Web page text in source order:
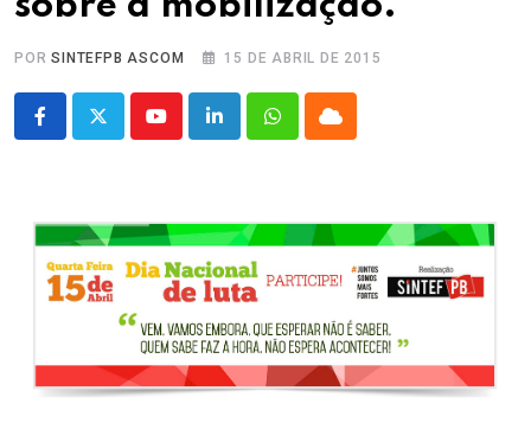
PORSINTEFPB ASCOM 15 DE ABRIL DE 2015
YoutubeLinkedInWhatsappCloud